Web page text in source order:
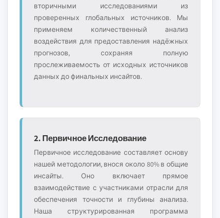
вторичными исследованиями из
проверенных глобальных источников. Мы
применяем количественный анализ
воздействия для предоставления надёжных
прогнозов, сохраняя полную
прослеживаемость от исходных источников
данных до финальных инсайтов.
2. Первичное Исследование
Первичное исследование составляет основу
нашей методологии, внося около 80% в общие
инсайты. Оно включает прямое
взаимодействие с участниками отрасли для
обеспечения точности и глубины анализа.
Наша структурированная программа